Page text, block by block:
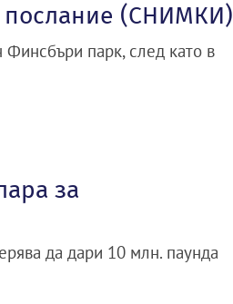
послание (СНИМКИ)
Финсбъри парк, след като в
за
да дари 10 млн. паунда